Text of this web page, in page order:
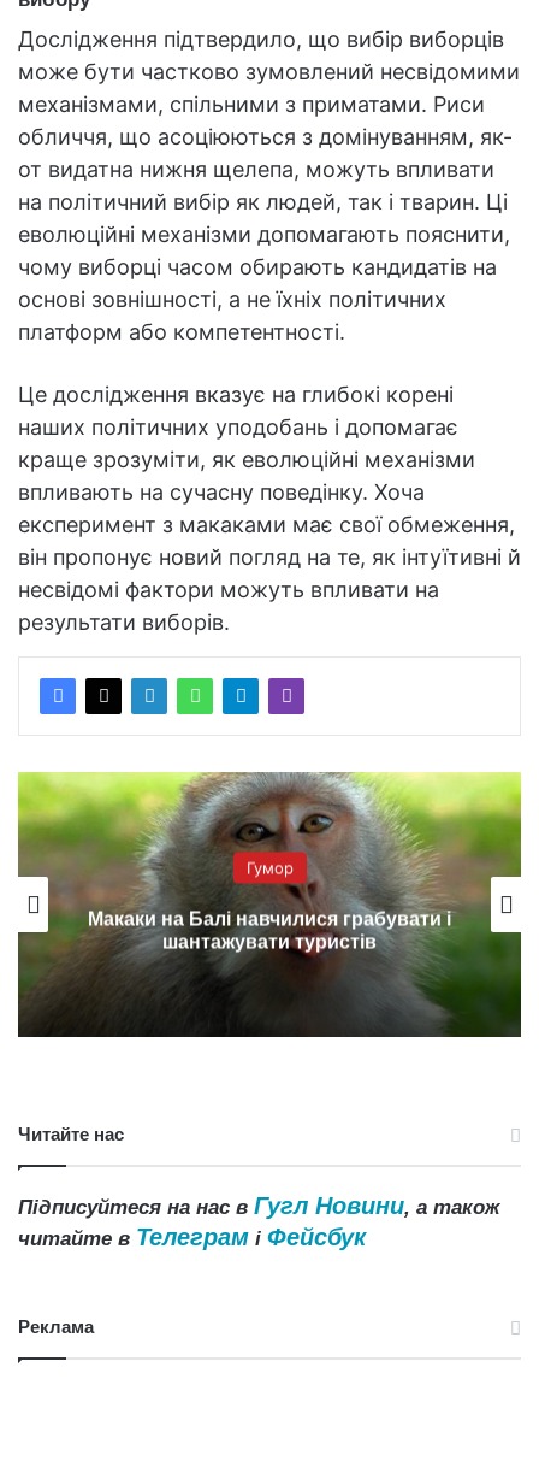
Дослідження підтвердило, що вибір виборців
може бути частково зумовлений несвідомими
механізмами, спільними з приматами. Риси
обличчя, що асоціюються з домінуванням, як-
от видатна нижня щелепа, можуть впливати
на політичний вибір як людей, так і тварин. Ці
еволюційні механізми допомагають пояснити,
чому виборці часом обирають кандидатів на
основі зовнішності, а не їхніх політичних
платформ або компетентності.
Це дослідження вказує на глибокі корені
наших політичних уподобань і допомагає
краще зрозуміти, як еволюційні механізми
впливають на сучасну поведінку. Хоча
експеримент з макаками має свої обмеження,
він пропонує новий погляд на те, як інтуїтивні й
несвідомі фактори можуть впливати на
результати виборів.
Гумор
Макаки на Балі навчилися грабувати і
шантажувати туристів
Читайте нас
Підписуйтеся на нас в Гугл Новини, а також
читайте в Телеграм і Фейсбук
Реклама